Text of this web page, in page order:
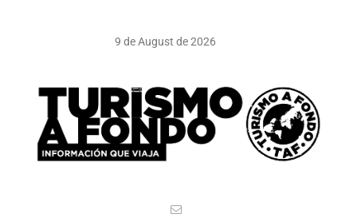
9 de August de 2026